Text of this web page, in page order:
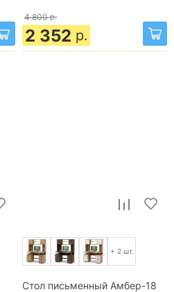
4 800 р.
2 352 р.
+ 2 шт.
Стол письменный Амбер-18